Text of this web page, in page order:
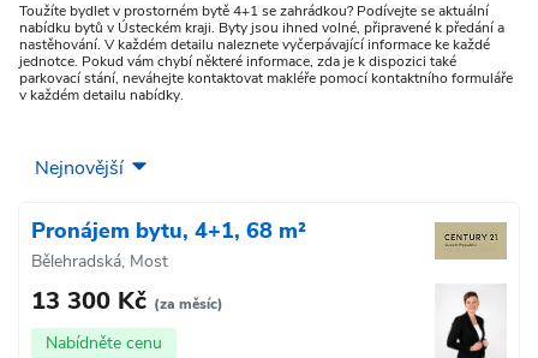
Toužíte bydlet v prostorném bytě 4+1 se zahrádkou? Podívejte se aktuální
nabídku bytů v Ústeckém kraji. Byty jsou ihned volné, připravené k předání a
nastěhování. V každém detailu naleznete vyčerpávající informace ke každé
jednotce. Pokud vám chybí některé informace, zda je k dispozici také
parkovací stání, neváhejte kontaktovat makléře pomocí kontaktního formuláře
v každém detailu nabídky.
Pronájem bytu, 4+1, 68 m²
Bělehradská, Most
13 300 Kč (za měsíc)
Nabídněte cenu